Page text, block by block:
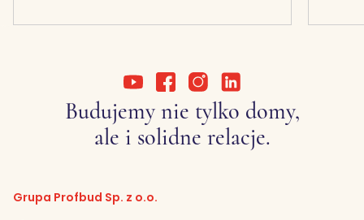
Budujemy nie tylko domy,
ale i solidne relacje.
Grupa Profbud Sp. z o.o.